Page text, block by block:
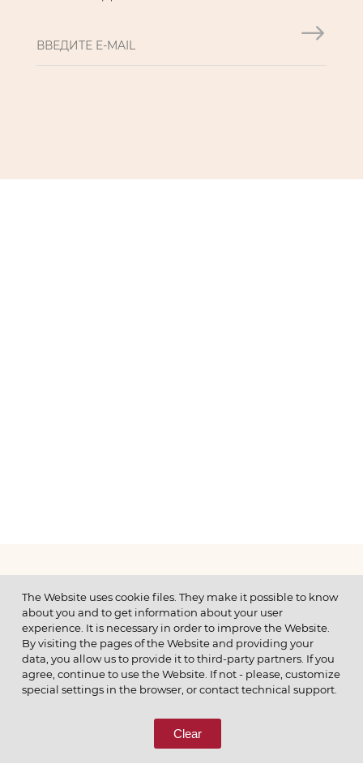
МЕНЮ
© 2026 ОАО
ПОЗВОНИТЕ НАМ
8 (800) 333-65-66
The Website uses cookie files. They make it possible to know
about you and to get information about your user
experience. It is necessary in order to improve the Website.
By visiting the pages of the Website and providing your
data, you allow us to provide it to third-party partners. If you
agree, continue to use the Website. If not - please, customize
special settings in the browser, or contact technical support.
Clear